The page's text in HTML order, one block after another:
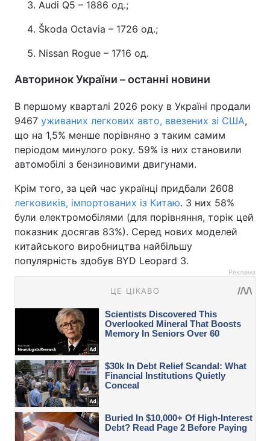
Audi Q5 – 1886 од.;
Škoda Octavia – 1726 од.;
Nissan Rogue – 1716 од.
Авторинок України – останні новини
В першому кварталі 2026 року в Україні продали
9467 уживаних легкових авто, ввезених зі США,
що на 1,5% менше порівняно з таким самим
періодом минулого року. 59% із них становили
автомобілі з бензиновими двигунами.
Крім того, за цей час українці придбали 2608
легковиків, імпортованих із Китаю. З них 58%
були електромобілями (для порівняння, торік цей
показник досягав 83%). Серед нових моделей
китайського виробництва найбільшу
популярність здобув BYD Leopard 3.
Реклама